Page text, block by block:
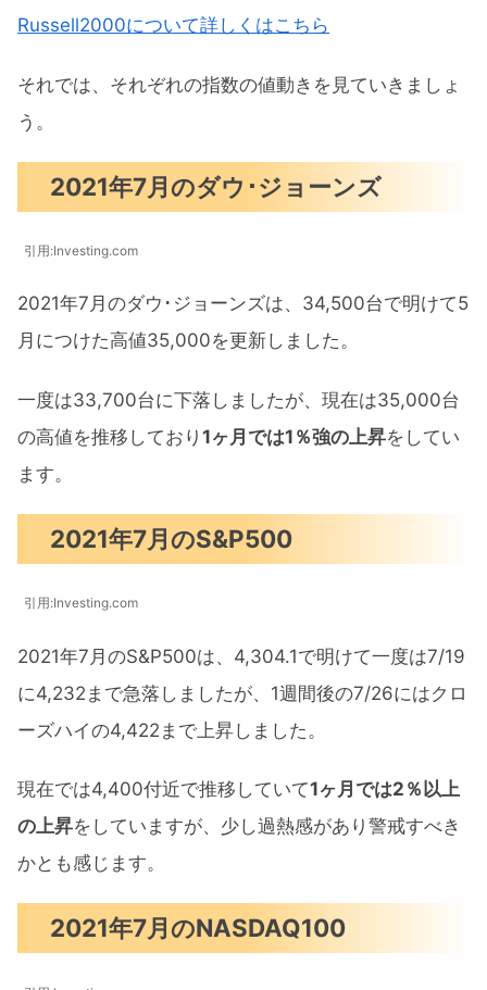
Russell2000について詳しくはこちら
それでは、それぞれの指数の値動きを見ていきましょ
う。
2021年7月のダウ･ジョーンズ
引用:Investing.com
2021年7月のダウ･ジョーンズは、34,500台で明けて5
月につけた高値35,000を更新しました。
一度は33,700台に下落しましたが、現在は35,000台
の高値を推移しており 1ヶ月では1％強の上昇をしてい
ます。
2021年7月のS&P500
引用:Investing.com
2021年7月のS&P500は、4,304.1で明けて一度は7/19
に4,232まで急落しましたが、1週間後の7/26にはクロ
ーズハイの4,422まで上昇しました。
現在では4,400付近で推移していて1ヶ月では2％以上
の上昇をしていますが、少し過熱感があり警戒すべき
かとも感じます。
2021年7月のNASDAQ100